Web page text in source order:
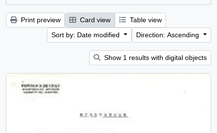
Print preview Card view
Table view
Sort by: Date modified
Direction: Ascending
Show 1 results with digital objects